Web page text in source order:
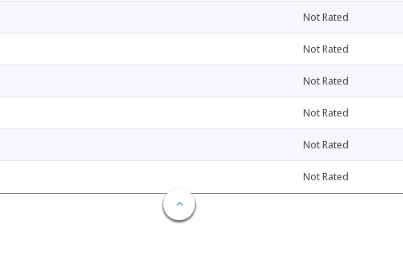
Not Rated
Not Rated
Not Rated
Not Rated
Not Rated
Not Rated